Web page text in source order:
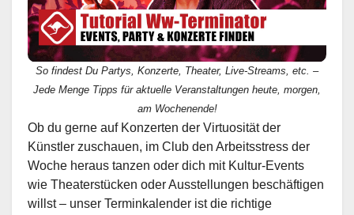
So findest Du Partys, Konzerte, Theater, Live-Streams, etc. –
Jede Menge Tipps für aktuelle Veranstaltungen heute, morgen,
am Wochenende!
Ob du gerne auf Konzerten der Virtuosität der
Künstler zuschauen, im Club den Arbeitsstress der
Woche heraus tanzen oder dich mit Kultur-Events
wie Theaterstücken oder Ausstellungen beschäftigen
willst – unser Terminkalender ist die richtige